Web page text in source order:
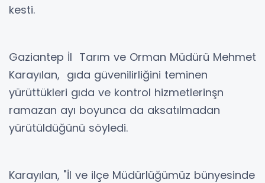
kesti.
Gaziantep İl Tarım ve Orman Müdürü Mehmet
Karayılan, gıda güvenilirliğini teminen
yürüttükleri gıda ve kontrol hizmetlerinşn
ramazan ayı boyunca da aksatılmadan
yürütüldüğünü söyledi.
Karayılan, "İl ve ilçe Müdürlüğümüz bünyesinde